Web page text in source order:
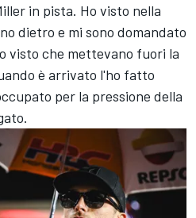
in pista. Ho visto nella
dietro e mi sono domandato
visto che mettevano fuori la
è arrivato l'ho fatto
per la pressione della